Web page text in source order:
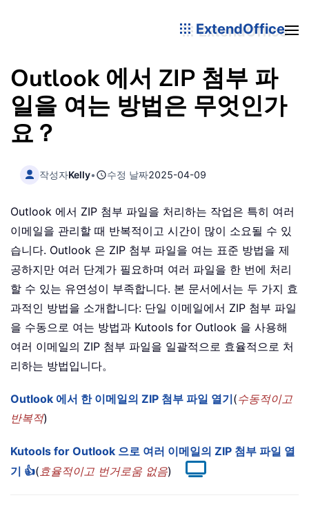
ExtendOffice
Outlook 에서 ZIP 첨부 파
일을 여는 방법은 무엇인가
요？
작성자Kelly• 수정 날짜2025-04-09
Outlook 에서 ZIP 첨부 파일을 처리하는 작업은 특히 여러
이메일을 관리할 때 반복적이고 시간이 많이 소요될 수 있
습니다. Outlook 은 ZIP 첨부 파일을 여는 표준 방법을 제
공하지만 여러 단계가 필요하며 여러 파일을 한 번에 처리
할 수 있는 유연성이 부족합니다. 본 문서에서는 두 가지 효
과적인 방법을 소개합니다: 단일 이메일에서 ZIP 첨부 파일
을 수동으로 여는 방법과 Kutools for Outlook 을 사용해
여러 이메일의 ZIP 첨부 파일을 일괄적으로 효율적으로 처
리하는 방법입니다。
Outlook 에서 한 이메일의 ZIP 첨부 파일 열기(수동적이고
반복적)
Kutools for Outlook 으로 여러 이메일의 ZIP 첨부 파일 열
기 👍(효율적이고 번거로움 없음)